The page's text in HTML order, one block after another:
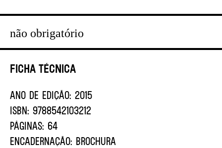
Ficha Técnica
ANO DE EDIÇÃO: 2015
ISBN: 9788542103212
PÁGINAS: 64
ENCADERNAÇÃO: BROCHURA
não obrigatório